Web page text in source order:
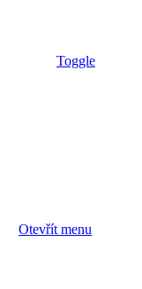
Toggle
Otevřít menu